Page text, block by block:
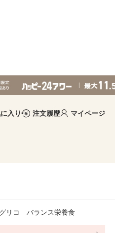
入り 注文履歴 マイページ
リコ バランス栄養食